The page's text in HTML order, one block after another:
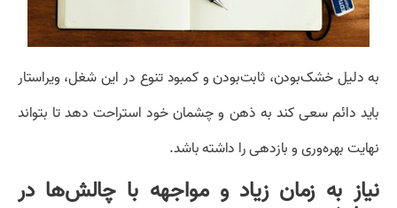
به دلیل خشک‌بودن، ثابت‌بودن و کمبود تنوع در این شغل، ویراستار
باید دائم سعی کند به ذهن و چشمان خود استراحت دهد تا بتواند
نهایت بهره‌وری و بازدهی را داشته باشد.
نیاز به زمان زیاد و مواجهه با چالش‌ها در